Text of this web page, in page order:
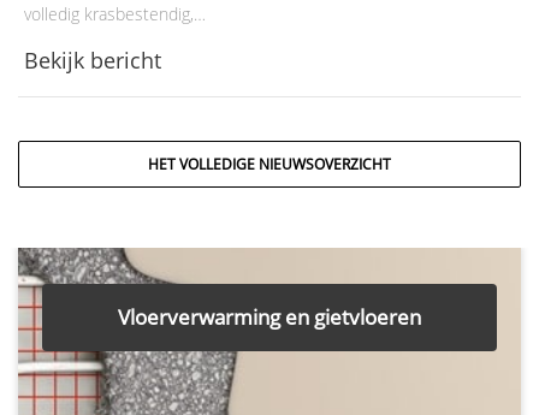
volledig krasbestendig,…
Bekijk bericht
HET VOLLEDIGE NIEUWSOVERZICHT
Vloerverwarming en gietvloeren